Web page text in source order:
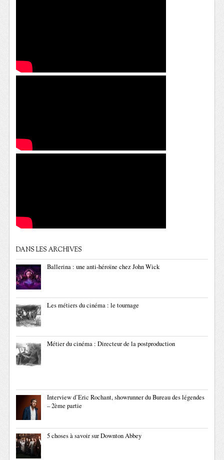
DANS LES ARCHIVES
Ballerina : une anti-héroïne chez John Wick
Les métiers du cinéma : le tournage
Métier du cinéma : Directeur de la postproduction
Interview d’Eric Rochant, showrunner du Bureau des légendes
– 2ème partie
5 choses à savoir sur Downton Abbey